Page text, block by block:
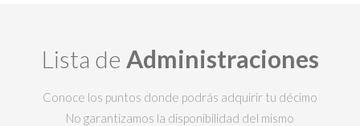
Lista de Administraciones
Conoce los puntos donde podrás adquirir tu décimo
No garantizamos la disponibilidad del mismo